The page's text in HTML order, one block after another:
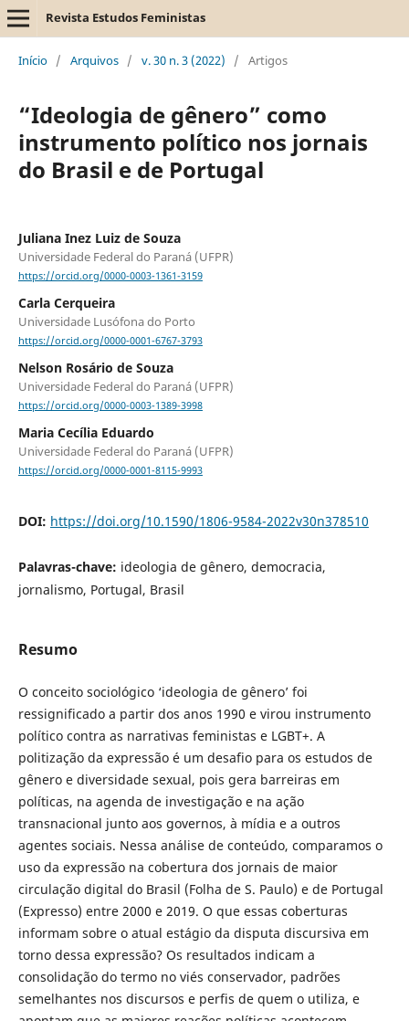
Revista Estudos Feministas
Início / Arquivos / v. 30 n. 3 (2022) / Artigos
“Ideologia de gênero” como
instrumento político nos jornais
do Brasil e de Portugal
Juliana Inez Luiz de Souza
Universidade Federal do Paraná (UFPR)
https://orcid.org/0000-0003-1361-3159
Carla Cerqueira
Universidade Lusófona do Porto
https://orcid.org/0000-0001-6767-3793
Nelson Rosário de Souza
Universidade Federal do Paraná (UFPR)
https://orcid.org/0000-0003-1389-3998
Maria Cecília Eduardo
Universidade Federal do Paraná (UFPR)
https://orcid.org/0000-0001-8115-9993
DOI: https://doi.org/10.1590/1806-9584-2022v30n378510
Palavras-chave: ideologia de gênero, democracia,
jornalismo, Portugal, Brasil
Resumo
O conceito sociológico ‘ideologia de gênero’ foi
ressignificado a partir dos anos 1990 e virou instrumento
político contra as narrativas feministas e LGBT+. A
politização da expressão é um desafio para os estudos de
gênero e diversidade sexual, pois gera barreiras em
políticas, na agenda de investigação e na ação
transnacional junto aos governos, à mídia e a outros
agentes sociais. Nessa análise de conteúdo, comparamos o
uso da expressão na cobertura dos jornais de maior
circulação digital do Brasil (Folha de S. Paulo) e de Portugal
(Expresso) entre 2000 e 2019. O que essas coberturas
informam sobre o atual estágio da disputa discursiva em
torno dessa expressão? Os resultados indicam a
consolidação do termo no viés conservador, padrões
semelhantes nos discursos e perfis de quem o utiliza, e